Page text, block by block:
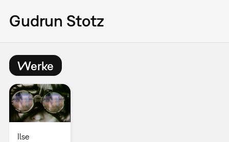
Gudrun Stotz
Werke
Ilse